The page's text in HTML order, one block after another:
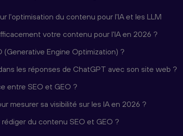
l'optimisation du contenu pour l'IA et les LLM
votre contenu pour l'IA en 2026 ?
(Generative Engine Optimization) ?
les réponses de ChatGPT avec son site web ?
entre SEO et GEO ?
mesurer sa visibilité sur les IA en 2026 ?
rédiger du contenu SEO et GEO ?